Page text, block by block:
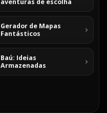
aventuras de escolha
Gerador de Mapas
Fantásticos
Baú: Ideias
Armazenadas